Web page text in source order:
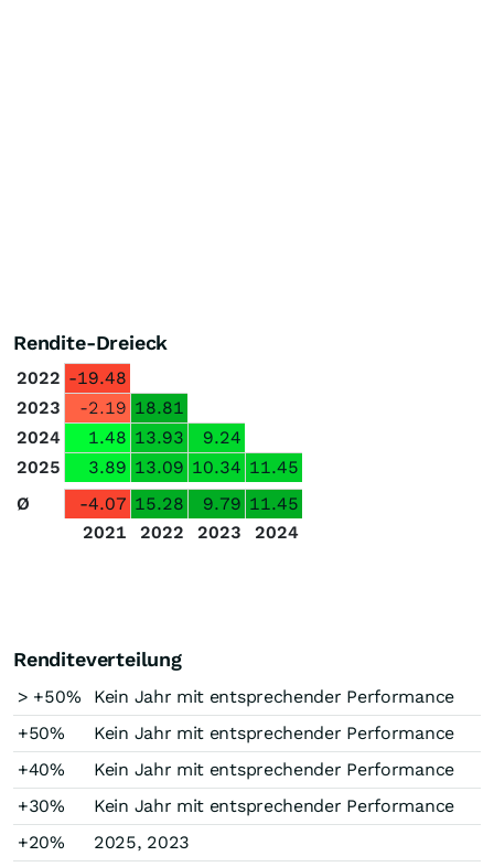
Rendite-Dreieck
2022 -19.48
2023
-2.19 18.81
2024
1.48 13.93
9.24
2025
3.89 13.09 10.34 11.45
Ø
-4.07 15.28 9.79 11.45
2021
2022 2023 2024
Renditeverteilung
> +50%
Kein Jahr mit entsprechender Performance
+50%
Kein Jahr mit entsprechender Performance
+40%
Kein Jahr mit entsprechender Performance
+30%
Kein Jahr mit entsprechender Performance
+20%
2025, 2023